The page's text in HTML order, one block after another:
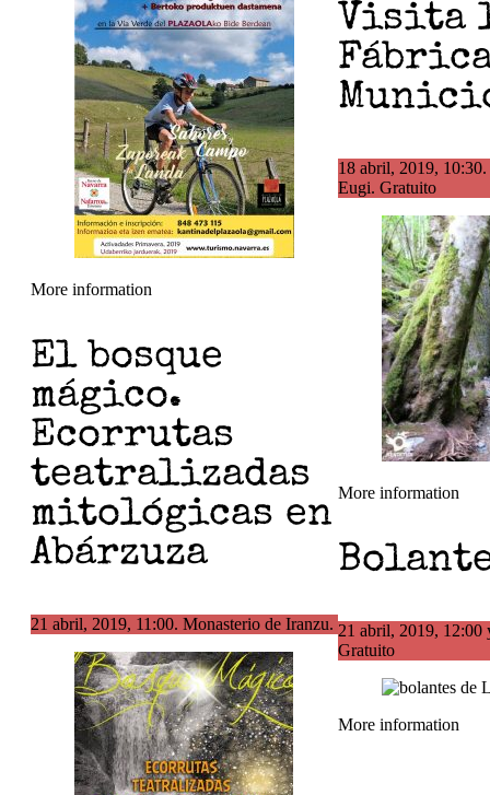
More information
El bosque
mágico.
Ecorrutas
teatralizadas
mitológicas en
Abárzuza
21 abril, 2019, 11:00. Monasterio de Iranzu.
Visita
18 abril, 2019,
Eugi. Gratuito
More information
21 abril, 2019, 12:00
Gratuito
More information